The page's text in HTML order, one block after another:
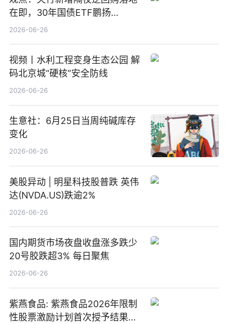
在即，30年国债ETF鹏扬
(511090) 盘中小幅上涨
2026-06-26
视频丨水利工程变身生态公园 解
码北京城“硬核”安全防线
2026-06-26
生意社：6月25日当周纯碱库存
变化
2026-06-26
美股异动 | 明星科技股普跌 英伟
达(NVDA.US)跌逾2%
2026-06-26
国内期货市场夜盘收盘涨多跌少
20号胶跌超3% 每日聚焦
2026-06-26
紫燕食品: 紫燕食品2026年限制
性股票激励计划首次授予结果公